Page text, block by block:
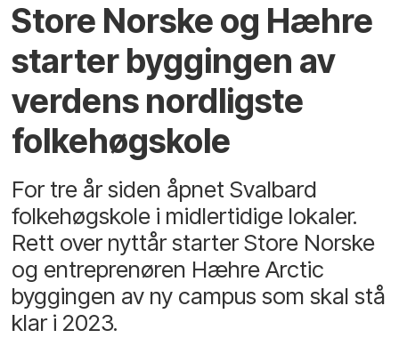
Store Norske og Hæhre
starter byggingen av
verdens nordligste
folkehøgskole
For tre år siden åpnet Svalbard
folkehøgskole i midlertidige lokaler.
Rett over nyttår starter Store Norske
og entreprenøren Hæhre Arctic
byggingen av ny campus som skal stå
klar i 2023.